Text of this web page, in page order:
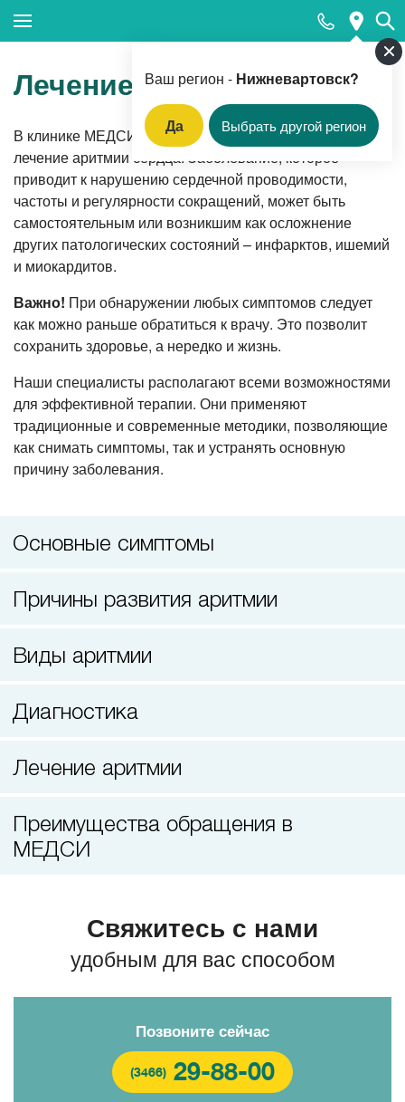
Ваш регион - Нижневартовск?
Да Выбрать другой регион
Популярные запросы
Магнитно-резонансная томография
Прием акушера-гинеколога
Прием кардиолога
Прием врача-гастроэнтеролога
Ультразвуковая диагностика
ФГДС (фиброгастродуоденоскопия)
3D компьютерная томография челюстей
Лечение аритмии
В клинике МЕДСИ в Нижневартовске проводится
лечение аритмии сердца. Заболевание, которое
приводит к нарушению сердечной проводимости,
частоты и регулярности сокращений, может быть
самостоятельным или возникшим как осложнение
других патологических состояний – инфарктов, ишемий
и миокардитов.
Важно! При обнаружении любых симптомов следует
как можно раньше обратиться к врачу. Это позволит
сохранить здоровье, а нередко и жизнь.
Наши специалисты располагают всеми возможностями
для эффективной терапии. Они применяют
традиционные и современные методики, позволяющие
как снимать симптомы, так и устранять основную
причину заболевания.
Основные симптомы
Причины развития аритмии
Виды аритмии
Диагностика
Лечение аритмии
Преимущества обращения в
МЕДСИ
Свяжитесь с нами
удобным для вас способом
Позвоните сейчас
(3466) 29-88-00